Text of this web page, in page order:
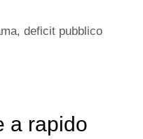
,deficit pubblico
a rapido